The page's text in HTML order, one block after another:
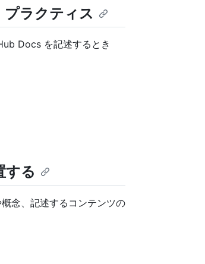
ラクティス
Docs を記述するとき
する
念、記述するコンテンツの